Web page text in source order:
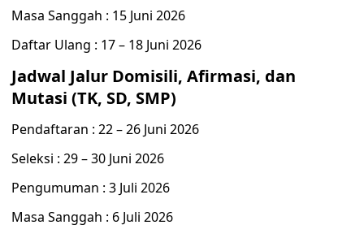
Masa Sanggah : 15 Juni 2026
Daftar Ulang : 17 – 18 Juni 2026
Jadwal Jalur Domisili, Afirmasi, dan
Mutasi (TK, SD, SMP)
Pendaftaran : 22 – 26 Juni 2026
Seleksi : 29 – 30 Juni 2026
Pengumuman : 3 Juli 2026
Masa Sanggah : 6 Juli 2026